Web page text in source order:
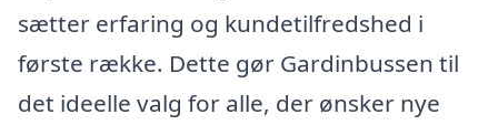
sætter erfaring og kundetilfredshed i
første række. Dette gør Gardinbussen til
det ideelle valg for alle, der ønsker nye